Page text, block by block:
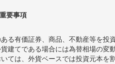
要事項
る有価証券、商品、不動産等を
建てである場合には為替相場の
ては、外貨ベースでは投資元本